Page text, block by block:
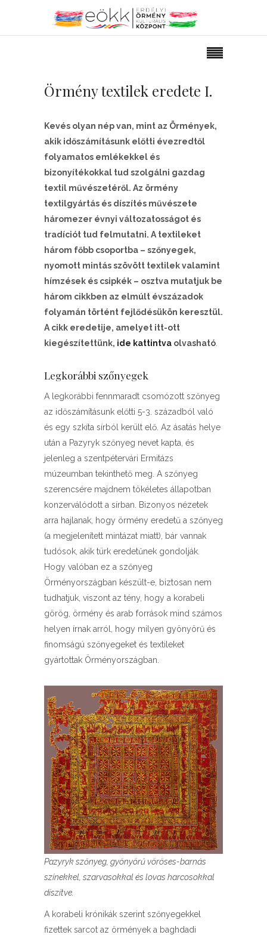
Örmény textilek eredete I.
Kevés olyan nép van, mint az Örmények,
akik időszámításunk előtti évezredtől
folyamatos emlékekkel és
bizonyítékokkal tud szolgálni gazdag
textil művészetéről. Az örmény
textilgyártás és díszítés művészete
háromezer évnyi változatosságot és
tradíciót tud felmutatni. A textileket
három főbb csoportba – szőnyegek,
nyomott mintás szövött textilek valamint
hímzések és csipkék – osztva mutatjuk be
három cikkben az elmúlt évszázadok
folyamán történt fejlődésükön keresztül.
A cikk eredetije, amelyet itt-ott
kiegészítettünk, ide kattintva olvasható
Legkorábbi szőnyegek
A legkorábbi fennmaradt csomózott szőnyeg
az időszámításunk előtti 5-3. századból való
és egy szkíta sírból került elő. Az ásatás helye
után a Pazyryk szőnyeg nevet kapta, és
jelenleg a szentpétervári Ermitázs
múzeumban tekinthető meg. A szőnyeg
szerencsére majdnem tökéletes állapotban
konzerválódott a sírban. Bizonyos nézetek
arra hajlanak, hogy örmény eredetű a szőnyeg
(a megjelenített mintázat miatt), bár vannak
tudósok, akik türk eredetűnek gondolják.
Hogy valóban ez a szőnyeg
Örményországban készült-e, biztosan nem
tudhatjuk, viszont az tény, hogy a korabeli
görög, örmény és arab források mind számos
helyen írnak arról, hogy milyen gyönyörű és
finomságú szőnyegeket és textileket
gyártottak Örményországban.
Pazyryk szőnyeg, gyönyörű vöröses-barnás
színekkel, szarvasokkal és lovas harcosokkal
díszítve.
A korabeli krónikák szerint szőnyegekkel
fizettek sarcot az örmények a baghdadi